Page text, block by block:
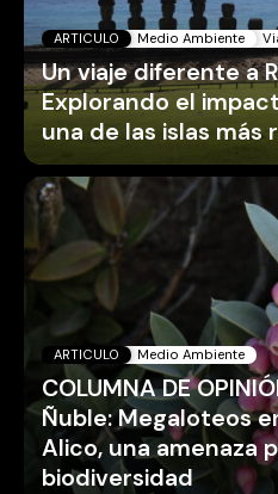
ARTICULO Medio Ambiente
Un viaje diferente a
Explorando el
una de las islas
ARTICULO Medio Ambiente
COLUMNA DE
Ñuble: Megaloteos
Alico, una amenaza
biodiversidad